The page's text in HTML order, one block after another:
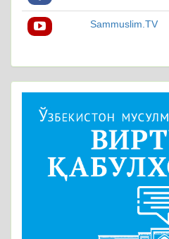
Sammuslim.TV